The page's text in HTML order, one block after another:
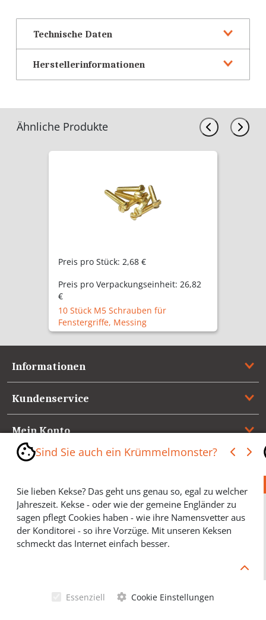
Technische Daten
Herstellerinformationen
Ähnliche Produkte
Preis pro Stück: 2,68 €
Preis pro Verpackungseinheit: 26,82
€
10 Stück M5 Schrauben für
Fenstergriffe, Messing
Informationen
Kundenservice
Mein Konto
Referenzen
Medienspiegel & Presseinformationen
*** Vertrag widerrufen ***
Sind Sie auch ein Krümmelmonster?
Sie lieben Kekse? Das geht uns genau so, egal zu welcher
Jahreszeit. Kekse - oder wie der gemeine Engländer zu
sagen pflegt Cookies haben - wie ihre Namensvetter aus
der Konditorei - so ihre Vorzüge. Mit unseren Keksen
schmeckt das Internet einfach besser.
Cookies helfen Ihnen, Ihre gewünschten Artikel schneller
Werbung sparen und selbstverständlich anonyme
Statistiken erstellen (#Ehrensache). Deshalb schmecken
Essenziell Cookie Einstellungen